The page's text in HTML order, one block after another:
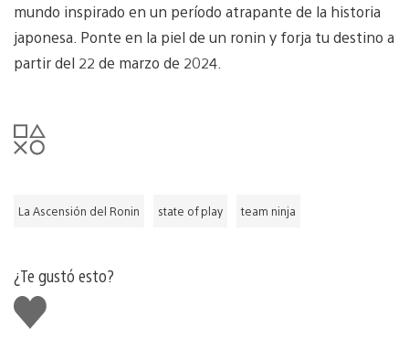
mundo inspirado en un período atrapante de la historia
japonesa. Ponte en la piel de un ronin y forja tu destino a
partir del 22 de marzo de 2024.
La Ascensión del Ronin state of play team ninja
¿Te gustó esto?
Me
gusta